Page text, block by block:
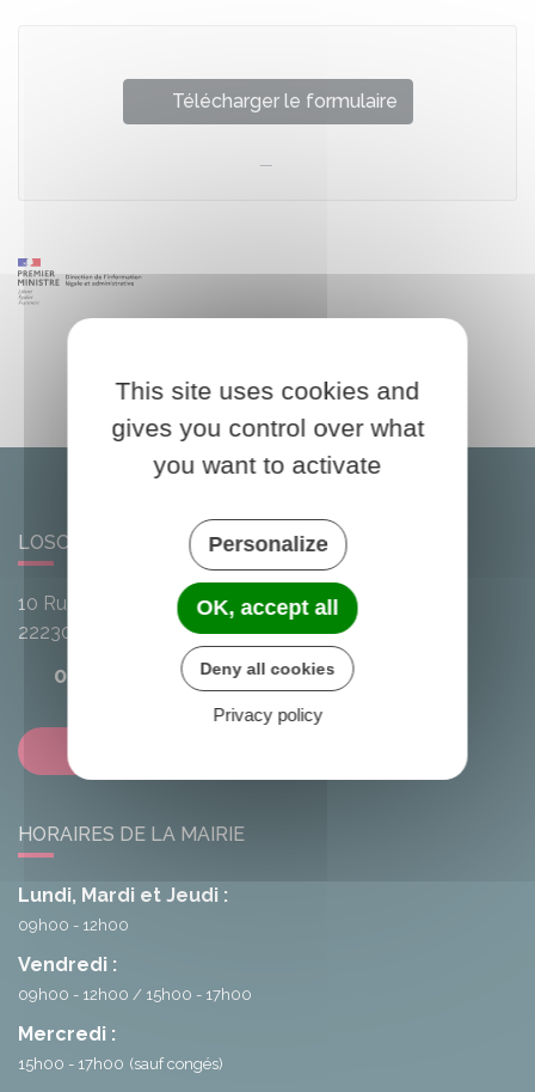
Télécharger le formulaire
LOSCOUËT-SUR-MEU
10 Rue de l'Avenir
22230
Loscouët-sur-Meu
02 96 25 20 68
HORAIRES DE LA MAIRIE
Lundi, Mardi et Jeudi :
09h00 - 12h00
Vendredi :
09h00 - 12h00 15h00 - 17h00
Mercredi :
15h00 - 17h00 (sauf congés)
This site uses cookies and
gives you control over what
you want to activate
Personalize
OK, accept all
Deny all cookies
Privacy policy